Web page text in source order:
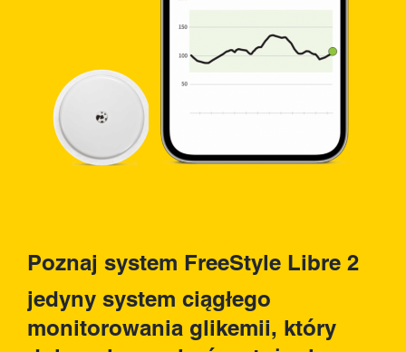
Poznaj system FreeStyle Libre 2
jedyny system ciągłego
monitorowania glikemii, który